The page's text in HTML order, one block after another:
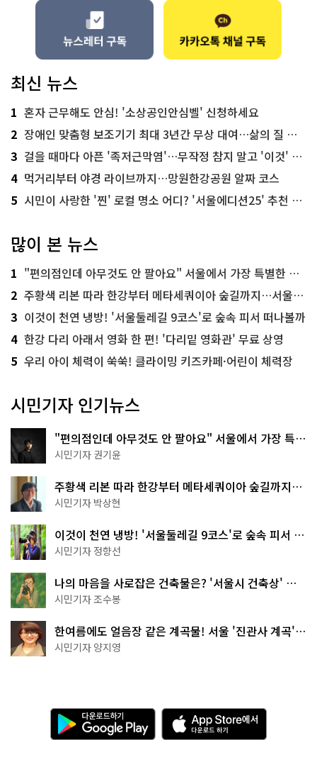
최신 뉴스
1 혼자 근무해도 안심! '소상공인안심벨' 신청하세요
2 장애인 맞춤형 보조기기 최대 3년간 무상 대여…삶의 질 높인다
3 걸을 때마다 아픈 '족저근막염'…무작정 참지 말고 '이것' 해보세요!
4 먹거리부터 야경 라이브까지…망원한강공원 알짜 코스
5 시민이 사랑한 '찐' 로컬 명소 어디? '서울에디션25' 추천 코스
많이 본 뉴스
1 "편의점인데 아무것도 안 팔아요" 서울에서 가장 특별한 편의점의 정체
2 주황색 리본 따라 한강부터 메타세쿼이아 숲길까지…서울둘레길 15코스
3 이것이 천연 냉방! '서울둘레길 9코스'로 숲속 피서 떠나볼까
4 한강 다리 아래서 영화 한 편! '다리밑 영화관' 무료 상영
5 우리 아이 체력이 쑥쑥! 클라이밍 키즈카페·어린이 체력장
시민기자 인기뉴스
"편의점인데 아무것도 안 팔아요" 서울에서 가장 특별
한 편의점의 정체
시민기자 권기윤
주황색 리본 따라 한강부터 메타세쿼이아 숲길까지…
서울둘레길 15코스
시민기자 박상현
이것이 천연 냉방! '서울둘레길 9코스'로 숲속 피서 떠
나볼까
시민기자 정향선
나의 마음을 사로잡은 건축물은? '서울시 건축상' 수
상작 공개!
시민기자 조수봉
한여름에도 얼음장 같은 계곡물! 서울 '진관사 계곡'이
천국이네~
시민기자 양지영
다
운
로
A
p
p